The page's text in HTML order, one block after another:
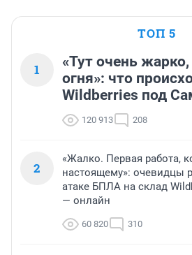
ТОП 5
1
«Тут очень
огня»: что
Wildberries под
120 913 208
2
«Жалко. Первая работа,
настоящему»: очевидцы
атаке БПЛА на склад
— онлайн
60 820 310